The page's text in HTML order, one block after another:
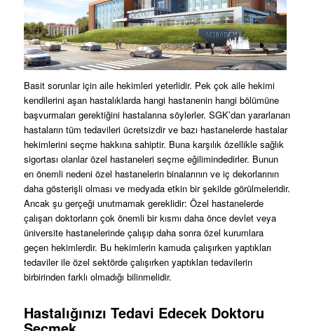
Basit sorunlar için aile hekimleri yeterlidir. Pek çok aile hekimi
kendilerini aşan hastalıklarda hangi hastanenin hangi bölümüne
başvurmaları gerektiğini hastalarına söylerler. SGK’dan yararlanan
hastaların tüm tedavileri ücretsizdir ve bazı hastanelerde hastalar
hekimlerini seçme hakkına sahiptir. Buna karşılık özellikle sağlık
sigortası olanlar özel hastaneleri seçme eğilimindedirler. Bunun
en önemli nedeni özel hastanelerin binalarının ve iç dekorlarının
daha gösterişli olması ve medyada etkin bir şekilde görülmeleridir.
Ancak şu gerçeği unutmamak gereklidir: Özel hastanelerde
çalışan doktorların çok önemli bir kısmı daha önce devlet veya
üniversite hastanelerinde çalışıp daha sonra özel kurumlara
geçen hekimlerdir. Bu hekimlerin kamuda çalışırken yaptıkları
tedaviler ile özel sektörde çalışırken yaptıkları tedavilerin
birbirinden farklı olmadığı bilinmelidir.
Hastalığınızı Tedavi Edecek Doktoru